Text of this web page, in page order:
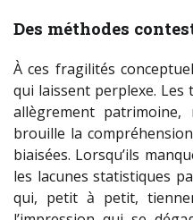
Des méthodes
À ces fragilités
qui laissent perplexe.
allègrement
brouille la
biaisées. Lorsqu’ils
les lacunes statistiques
qui, petit à petit,